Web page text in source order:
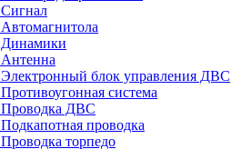
Сигнал
Автомагнитола
Динамики
Антенна
Электронный блок управления ДВС
Противоугонная система
Проводка ДВС
Подкапотная проводка
Проводка торпедо